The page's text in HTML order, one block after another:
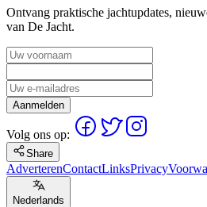
Ontvang praktische jachtupdates,
van De Jacht.
Aanmelden
Volg ons op:
Share
AdverterenContactLinksPrivacy
Nederlands